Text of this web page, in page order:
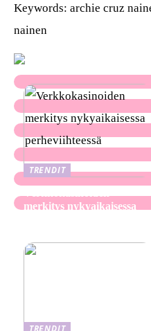
Keywords: archie cruz
nainen
TRENDIT
merkitys nykyaikaisessa
TRENDIT